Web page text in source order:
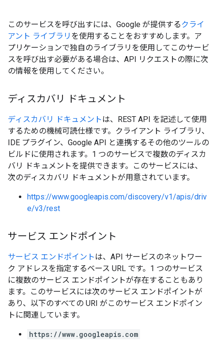
このサービスを呼び出すには、Google が提供するクライ
アント ライブラリ を使用することをおすすめします。ア
プリケーションで独自のライブラリを使用してこのサービ
スを呼び出す必要がある場合は、API リクエストの際に次
の情報を使用してください。
ディスカバリ ドキュメント
ディスカバリ ドキュメントは、REST API を記述して使用
するための機械可読仕様です。クライアント ライブラリ、
IDE プラグイン、Google API と連携するその他のツールの
ビルドに使用されます。1 つのサービスで複数のディスカ
バリ ドキュメントを提供できます。このサービスには、
次のディスカバリ ドキュメントが用意されています。
https://www.googleapis.com/discovery/v1/apis/driv
e/v3/rest
サービス エンドポイント
サービス エンドポイントは、API サービスのネットワー
ク アドレスを指定するベース URL です。1 つのサービス
に複数のサービス エンドポイントが存在することもあり
ます。このサービスには次のサービス エンドポイントが
あり、以下のすべての URI がこのサービス エンドポイン
トに関連しています。
https://www.googleapis.com